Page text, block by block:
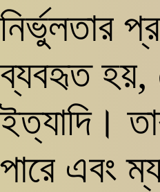
নির্ভুলতার
ব্যবহৃত হয়,
ইত্যাদি।
পারে এবং